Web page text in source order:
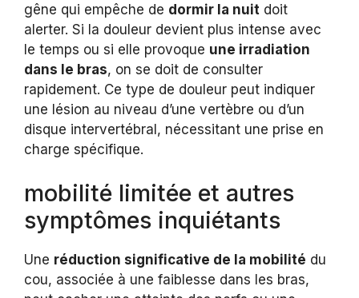
gêne qui empêche de dormir la nuit doit
alerter. Si la douleur devient plus intense avec
le temps ou si elle provoque une irradiation
dans le bras, on se doit de consulter
rapidement. Ce type de douleur peut indiquer
une lésion au niveau d’une vertèbre ou d’un
disque intervertébral, nécessitant une prise en
charge spécifique.
mobilité limitée et autres
symptômes inquiétants
Une réduction significative de la mobilité du
cou, associée à une faiblesse dans les bras,